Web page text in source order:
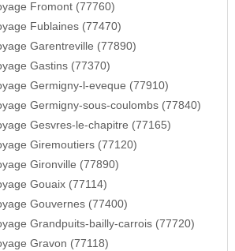
Fromont (77760)
Fublaines (77470)
Garentreville (77890)
Gastins (77370)
Germigny-l-eveque (77910)
Germigny-sous-coulombs (77840)
Gesvres-le-chapitre (77165)
Giremoutiers (77120)
Gironville (77890)
Gouaix (77114)
Gouvernes (77400)
Grandpuits-bailly-carrois (77720)
Gravon (77118)